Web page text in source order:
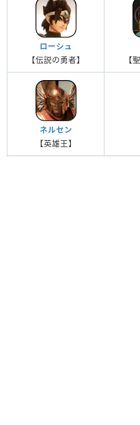
ローシュ
【伝説の勇者】
【
ネルセン
【英雄王】